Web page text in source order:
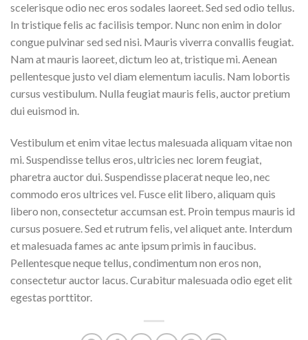
scelerisque odio nec eros sodales laoreet. Sed sed odio tellus.
In tristique felis ac facilisis tempor. Nunc non enim in dolor
congue pulvinar sed sed nisi. Mauris viverra convallis feugiat.
Nam at mauris laoreet, dictum leo at, tristique mi. Aenean
pellentesque justo vel diam elementum iaculis. Nam lobortis
cursus vestibulum. Nulla feugiat mauris felis, auctor pretium
dui euismod in.
Vestibulum et enim vitae lectus malesuada aliquam vitae non
mi. Suspendisse tellus eros, ultricies nec lorem feugiat,
pharetra auctor dui. Suspendisse placerat neque leo, nec
commodo eros ultrices vel. Fusce elit libero, aliquam quis
libero non, consectetur accumsan est. Proin tempus mauris id
cursus posuere. Sed et rutrum felis, vel aliquet ante. Interdum
et malesuada fames ac ante ipsum primis in faucibus.
Pellentesque neque tellus, condimentum non eros non,
consectetur auctor lacus. Curabitur malesuada odio eget elit
egestas porttitor.